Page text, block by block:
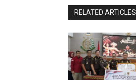
RELATED ARTICLES